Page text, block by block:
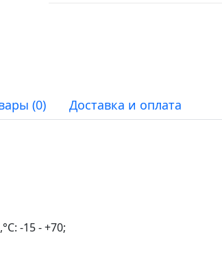
(0) Доставка и оплата
-15 - +70;